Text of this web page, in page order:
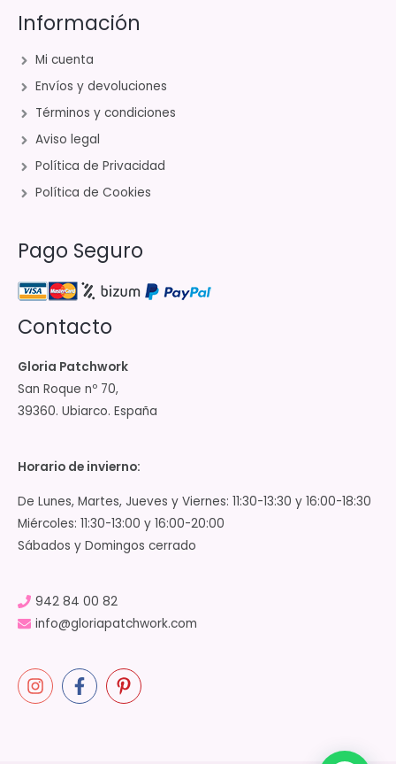
Información
Mi cuenta
Envíos y devoluciones
Términos y condiciones
Aviso legal
Política de Privacidad
Política de Cookies
Pago Seguro
Contacto
Gloria Patchwork
San Roque nº 70,
39360. Ubiarco. España
Horario de invierno:
De Lunes, Martes, Jueves y Viernes: 11:30-13:30 y 16:00-18:30
Miércoles: 11:30-13:00 y 16:00-20:00
Sábados y Domingos cerrado
942 84 00 82
info@gloriapatchwork.com